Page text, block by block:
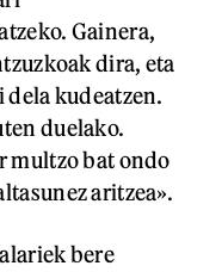
Gainera,
dira, eta
dela kudeatzen.
duelako.
multzo bat ondo
aritzea».
bere